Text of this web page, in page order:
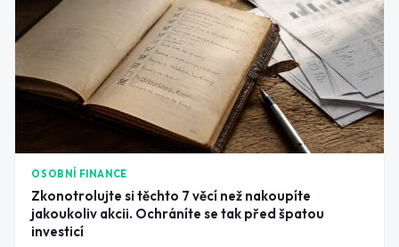
OSOBNÍ FINANCE
Zkonotrolujte si těchto 7 věcí než nakoupíte
jakoukoliv akcii. Ochráníte se tak před špatou
investicí